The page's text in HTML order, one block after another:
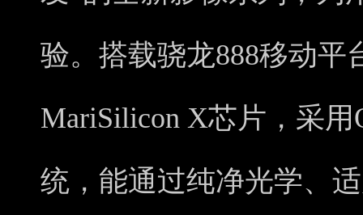
验。搭载骁龙888移动平
MariSilicon X芯片，采用
统，能通过纯净光学、